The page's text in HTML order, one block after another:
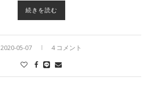
続きを読む
2020-05-07 4 コメント